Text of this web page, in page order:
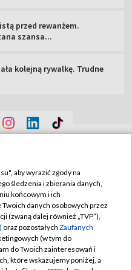
przed rewanżem.
szansa...
kolejną rywalkę. Trudne
TVP
TVP
aby wyrazić zgody na
śledzenia i zbierania danych,
końcowym i ich
danych osobowych przez
(zwaną dalej również „TVP”),
oraz pozostałych Zaufanych
(w tym do
do Twoich zainteresowań i
które wskazujemy poniżej, a